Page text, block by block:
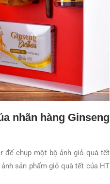
nhãn hàng Ginseng
để chụp một bộ ảnh giỏ quà tết
sản phẩm giỏ quà tết của HT